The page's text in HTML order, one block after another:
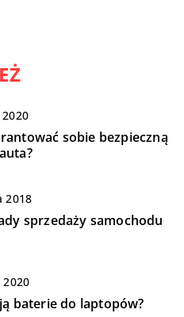
sobie bezpieczną
2018
sprzedaży samochodu
baterie do laptopów?